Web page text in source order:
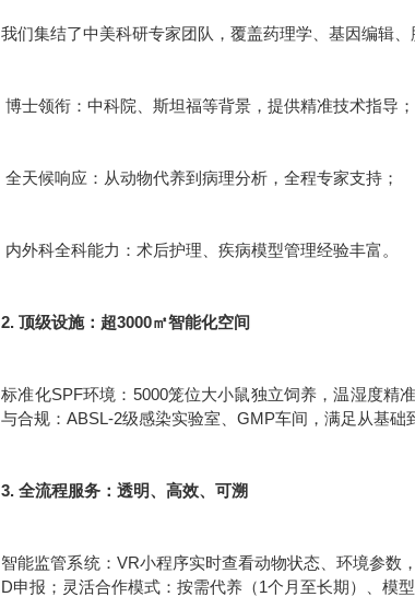
我们集结了中美科研专家团队，覆盖药理学、基因编辑
博士领衔：中科院、斯坦福等背景，提供精准技术指导；
全天候响应：从动物代养到病理分析，全程专家支持；
内外科全科能力：术后护理、疾病模型管理经验丰富。
2. 顶级设施：超3000㎡智能化空间
标准化SPF环境：5000笼位大小鼠独立饲养，温湿度精
与合规：ABSL-2级感染实验室、GMP车间，满足从基础
3. 全流程服务：透明、高效、可溯
智能监管系统：VR小程序实时查看动物状态、环境参数
D申报；灵活合作模式：按需代养（1个月至长期）、模